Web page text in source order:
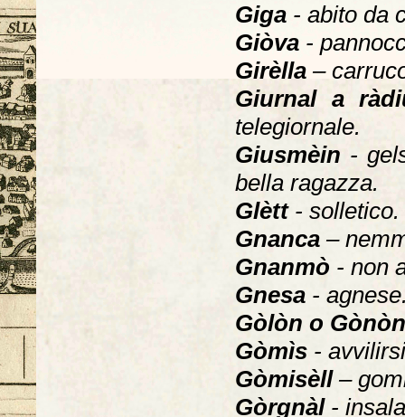
Giga - abito da
Giòva -
Girèlla –
Giurnal a
telegiornale.
Giusmèin -
bella ragazza.
Glètt - solletico.
Gnanca –
Gnanmò - non
Gnesa -
Gòlòn o
Gòmìs -
Gòmisèll –
Gòrgnàl -